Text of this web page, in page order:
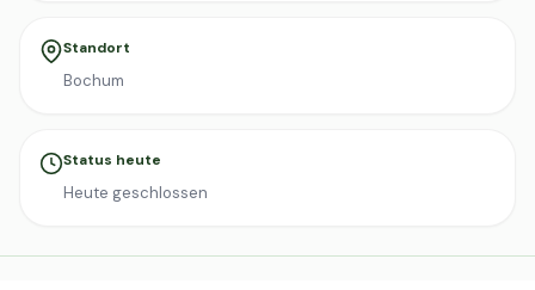
Standort
Bochum
Status heute
Heute geschlossen